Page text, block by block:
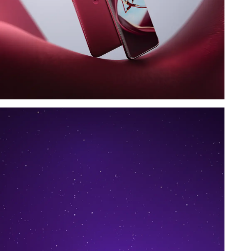
Muestra tu estilo.
Captura la belleza.
Presentamos
Collections ™ de Motorola
con el motorola edge 70 pro
que incluye
moto buds loop